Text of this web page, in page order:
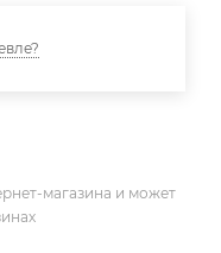
магазина и может